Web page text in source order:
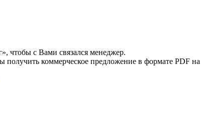
чтобы с Вами связался менеджер.
получить коммерческое предложение в формате PDF